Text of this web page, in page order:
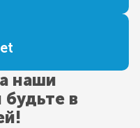
наши
в